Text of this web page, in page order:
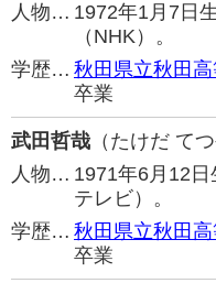
人物… 1972年1月7日
（NHK）。
学歴… 秋田県立秋田
卒業
武田哲哉 （たけだ てつ
人物… 1971年6月12
テレビ）。
学歴… 秋田県立秋田
卒業